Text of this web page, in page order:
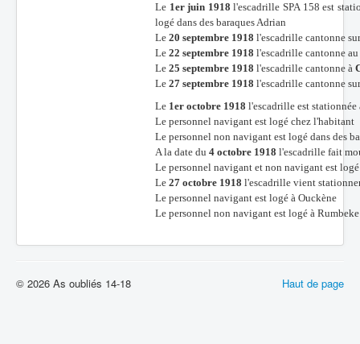
Le 1er juin 1918 l'escadrille SPA 158 est
logé dans des baraques Adrian
Le 20 septembre 1918 l'escadrille cantonne
Le 22 septembre 1918 l'escadrille cantonne
Le 25 septembre 1918 l'escadrille cantonne à
Le 27 septembre 1918 l'escadrille cantonne
Le 1er octobre 1918 l'escadrille est
Le personnel navigant est logé chez l'habitant
Le personnel non navigant est logé dans des
A la date du 4 octobre 1918 l'escadrille fait
Le personnel navigant et non navigant est
Le 27 octobre 1918 l'escadrille vient
Le personnel navigant est logé à Ouckène
Le personnel non navigant est logé à Rumbeke
Haut de page
© 2026 As oubliés 14-18